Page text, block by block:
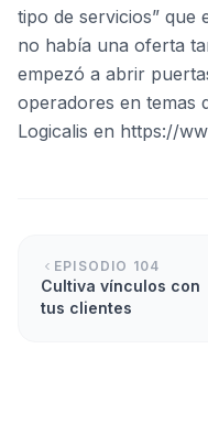
tipo de servicios” que
no había una oferta
empezó a abrir
operadores en temas
Logicalis en https://
EPISODIO 104
Cultiva vínculos con
tus clientes